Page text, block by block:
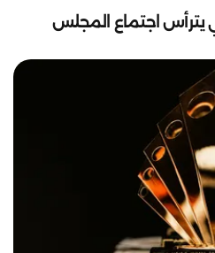
يترأس اجتماع المجلس